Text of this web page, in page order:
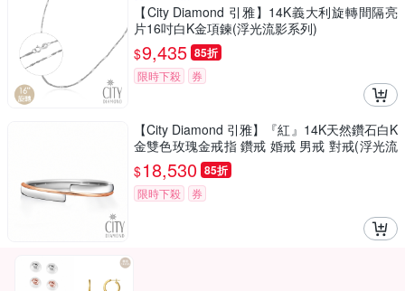
【City Diamond 引雅】14K義大利旋轉間隔亮
片16吋白K金項鍊(浮光流影系列)
$9,435 85折
限時下殺 券
【City Diamond 引雅】『紅』14K天然鑽石白K
金雙色玫瑰金戒指 鑽戒 婚戒 男戒 對戒(浮光流
影系列)
$18,530 85折
限時下殺 券